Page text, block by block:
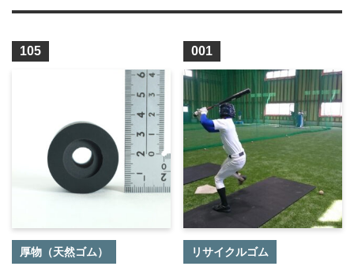
105
厚物（天然ゴム）
001
リサイクルゴム